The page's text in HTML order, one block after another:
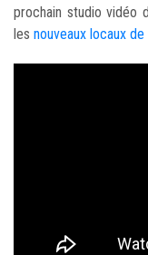
prochain studio vidéo
les nouveaux locaux